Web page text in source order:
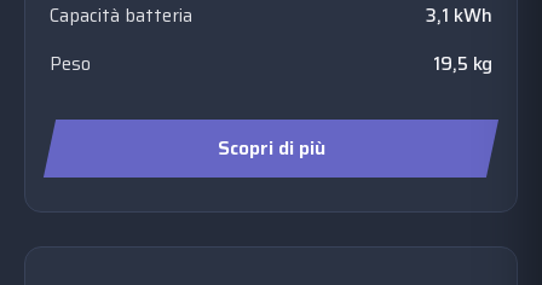
Capacità batteria
3,1 kWh
Peso
19,5 kg
Scopri di più